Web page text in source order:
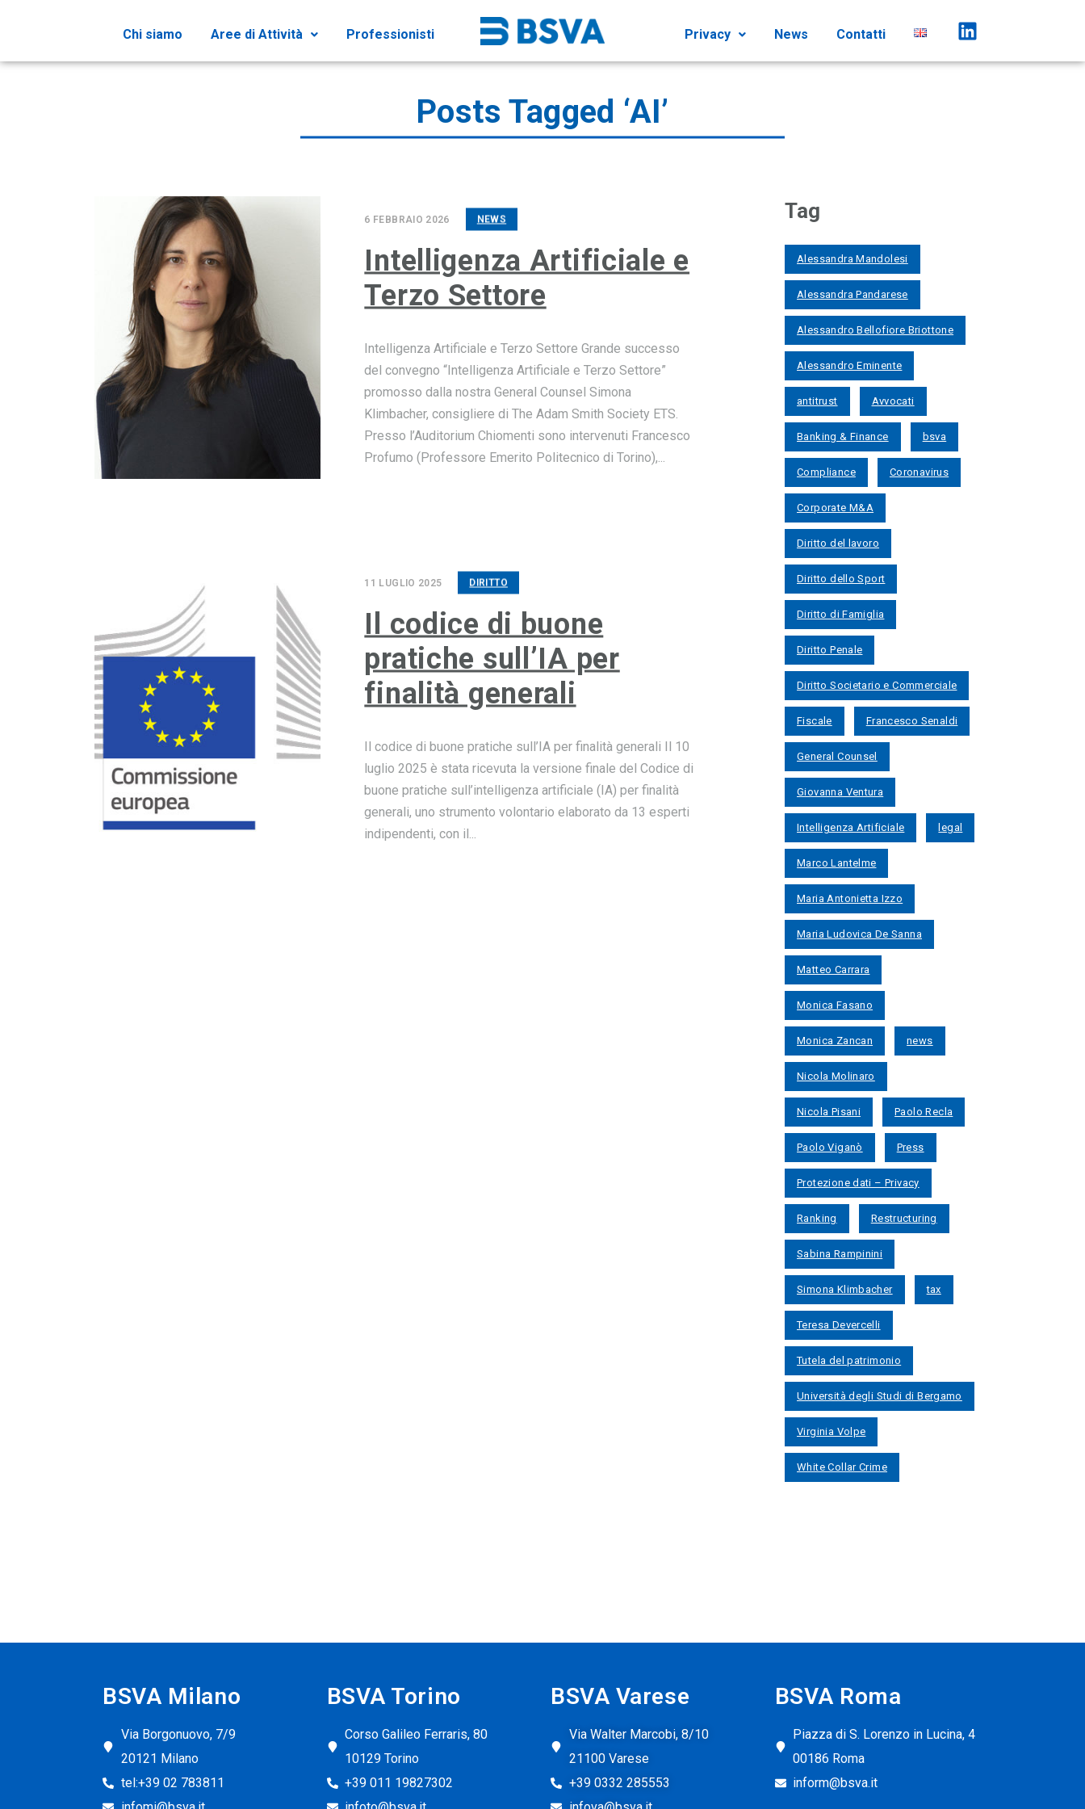
Chi siamo Aree di Attività Professionisti Privacy News Contatti
Posts Tagged ‘AI’
6 FEBBRAIO 2026 NEWS
Intelligenza Artificiale e
Terzo Settore
Intelligenza Artificiale e Terzo Settore Grande successo
del convegno “Intelligenza Artificiale e Terzo Settore”
promosso dalla nostra General Counsel Simona
Klimbacher, consigliere di The Adam Smith Society ETS.
Presso l’Auditorium Chiomenti sono intervenuti Francesco
Profumo (Professore Emerito Politecnico di Torino),...
11 LUGLIO 2025 DIRITTO
Il codice di buone
pratiche sull’IA per
finalità generali
Il codice di buone pratiche sull’IA per finalità generali Il 10
luglio 2025 è stata ricevuta la versione finale del Codice di
buone pratiche sull’intelligenza artificiale (IA) per finalità
generali, uno strumento volontario elaborato da 13 esperti
indipendenti, con il...
Tag
Alessandra Mandolesi
Alessandra Pandarese
Alessandro Bellofiore Briottone
Alessandro Eminente
antitrust Avvocati
Banking & Finance bsva
Compliance Coronavirus
Corporate M&A
Diritto del lavoro
Diritto dello Sport
Diritto di Famiglia
Diritto Penale
Diritto Societario e Commerciale
Fiscale Francesco Senaldi
General Counsel
Giovanna Ventura
Intelligenza Artificiale legal
Marco Lantelme
Maria Antonietta Izzo
Maria Ludovica De Sanna
Matteo Carrara
Monica Fasano
Monica Zancan news
Nicola Molinaro
Nicola Pisani Paolo Recla
Paolo Viganò Press
Protezione dati – Privacy
Ranking Restructuring
Sabina Rampinini
Simona Klimbacher tax
Teresa Devercelli
Tutela del patrimonio
Università degli Studi di Bergamo
Virginia Volpe
White Collar Crime
BSVA Milano
Via Borgonuovo, 7/9
20121 Milano
tel:+39 02 783811
BSVA Torino
Corso Galileo Ferraris, 80
10129 Torino
+39 011 19827302
BSVA Varese
Via Walter Marcobi, 8/10
21100 Varese
+39 0332 285553
BSVA Roma
Piazza di S. Lorenzo in Lucina, 4
00186 Roma
inform@bsva.it